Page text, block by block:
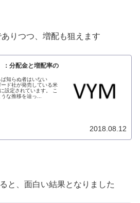
りつつ、増配も狙えます
：分配金と増配率の
知らぬ者はいない
ド社が発売している米
設定されています。 こ
な推移を辿っ...
2018.08.12
と、面白い結果となりました